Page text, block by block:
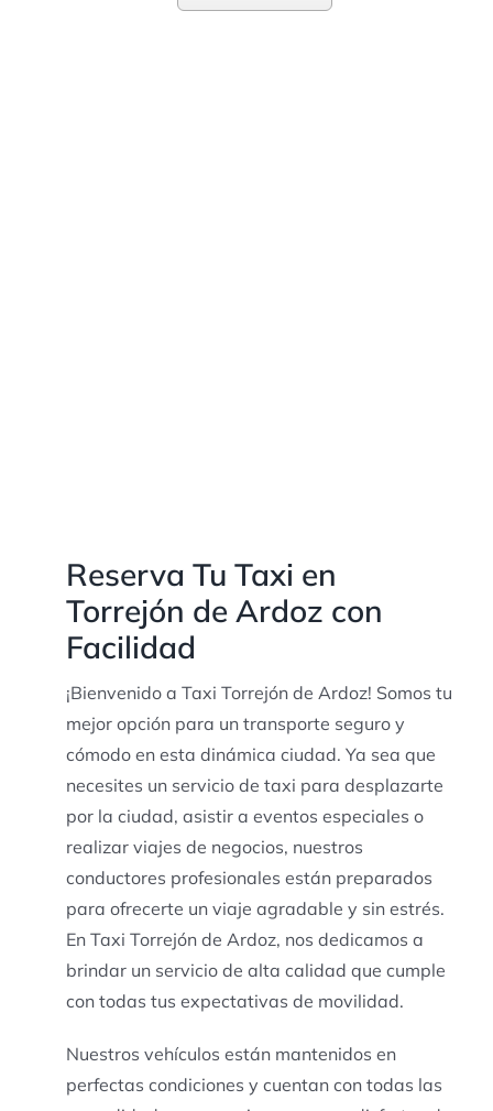
Reserva Tu Taxi en
Torrejón de Ardoz con
Facilidad
¡Bienvenido a Taxi Torrejón de Ardoz! Somos tu
mejor opción para un transporte seguro y
cómodo en esta dinámica ciudad. Ya sea que
necesites un servicio de taxi para desplazarte
por la ciudad, asistir a eventos especiales o
realizar viajes de negocios, nuestros
conductores profesionales están preparados
para ofrecerte un viaje agradable y sin estrés.
En Taxi Torrejón de Ardoz, nos dedicamos a
brindar un servicio de alta calidad que cumple
con todas tus expectativas de movilidad.
Nuestros vehículos están mantenidos en
perfectas condiciones y cuentan con todas las